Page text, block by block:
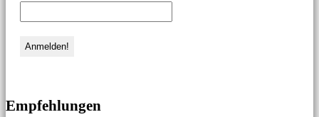
Empfehlungen